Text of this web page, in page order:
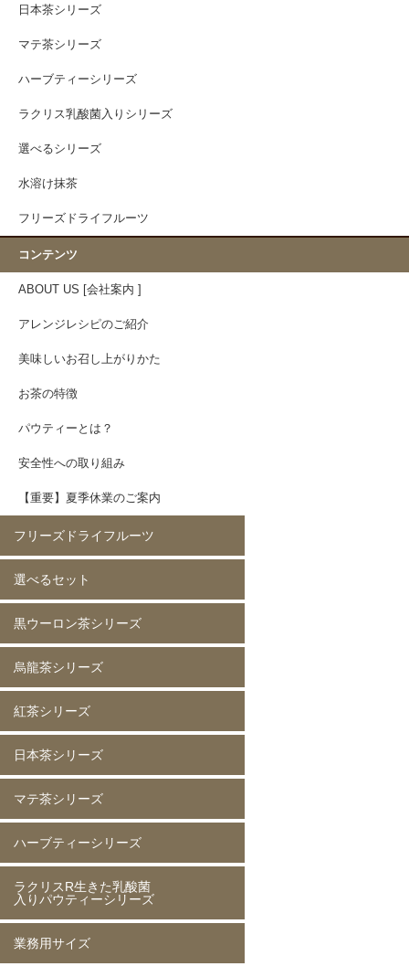
日本茶シリーズ
マテ茶シリーズ
ハーブティーシリーズ
ラクリス乳酸菌入りシリーズ
選べるシリーズ
水溶け抹茶
フリーズドライフルーツ
コンテンツ
ABOUT US [会社案内 ]
アレンジレシピのご紹介
美味しいお召し上がりかた
お茶の特徴
パウティーとは？
安全性への取り組み
【重要】夏季休業のご案内
フリーズドライフルーツ
イチゴ(5mm)60g
イチゴ(5mm)200g
イチゴ(8mm)200g
フレーズホール50g
フレーズホール150g
イチゴスライス
バナナ60g
バナナ200g
マンゴー60g
マンゴー200g
ラズベリー60g
ラズベリー200g
黄桃60g
黄桃200g
コーン200g
選べるセット
選べる 2種類
黒ウーロン茶シリーズ
黒ウーロン茶 80g
黒ウーロン茶 250g
黒ウーロン茶 1kg
ジャスミンが香る
黒ウーロン茶 80g
ジャスミンが香る
黒ウーロン茶 250g
ジャスミンが香る
黒ウーロン茶 1kg
ピーチ黒ウーロン茶 80g
ピーチ黒ウーロン茶 250g
バニラ黒ウーロン茶 80g
アセロラ黒ウーロン茶 80g
烏龍茶シリーズ
烏龍茶 80g
烏龍茶 250g
烏龍茶 1kg
ピーチ烏龍茶 80g
カシス烏龍茶 80g
アップル烏龍茶 80g
マスカット烏龍茶 80g
紅茶シリーズ
ストレート紅茶 無糖 80g
ストレート紅茶 無糖 250g
ストレート紅茶 無糖 1kg
アールグレイ紅茶 80g
アールグレイ紅茶 250g
レモンティー 80g
レモンティー 250g
キャラメルティー 80g
キャラメルティー 250g
アップルティー 80g
アップルティー 250g
トロピカルティー 250g
ストロベリーティー 250g
日本茶シリーズ
緑茶 80g
緑茶 250g
緑茶 1kg
香りほうじ茶 80g
ほうじ茶 250g
香り麦茶 80g
麦茶 250g
香ばしい麦茶 1kg
抹茶入り玄米茶 80g
玄米茶 250g
マテ茶シリーズ
ローストマテ茶 80g
ローストマテ茶 250g
コーヒー風味マテ茶 80g
コーヒー風味マテ茶 250g
ミントマテ茶 80g
ミントマテ茶 250g
オレンジマテ茶 80g
レモンマテ茶 80g
ハーブティーシリーズ
ジャスミン茶 80g
ジャスミン茶 250g
ルイボスティー 50g
ルイボスティー 250g
ラクリスR生きた乳酸菌
入りパウティーシリーズ
ラクリスR生きた乳酸菌入り
緑茶 40g
ラクリスR生きた乳酸菌入り
黒烏龍茶 40g
ラクリスR生きた乳酸菌入り
ジャスミン茶 40g
ラクリスR生きた乳酸菌入り
ルイボスティー 40g
業務用サイズ